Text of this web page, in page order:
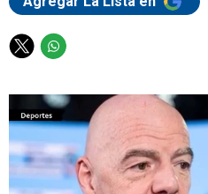
T
i
t
t
e
r
W
a
t
s
a
p
p